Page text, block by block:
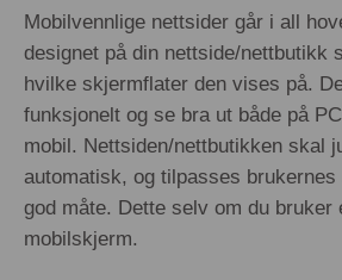
Mobilvennlige nettsider går i all
designet på din nettside/nettbutikk
hvilke skjermflater den vises på.
funksjonelt og se bra ut både på
mobil. Nettsiden/nettbutikken skal
automatisk, og tilpasses
god måte. Dette selv om du bruker
mobilskjerm.